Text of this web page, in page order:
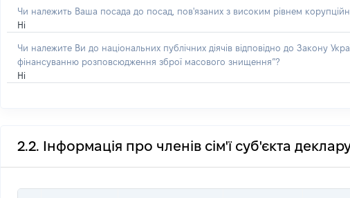
Чи належить Ваша посада до посад, пов'язаних з високим рівнем
Ні
Чи належите Ви до національних публічних діячів відповідно до Закону
фінансуванню розповсюдження зброї масового знищення”?
Ні
2.2. Інформація про членів сім'ї суб'єкта